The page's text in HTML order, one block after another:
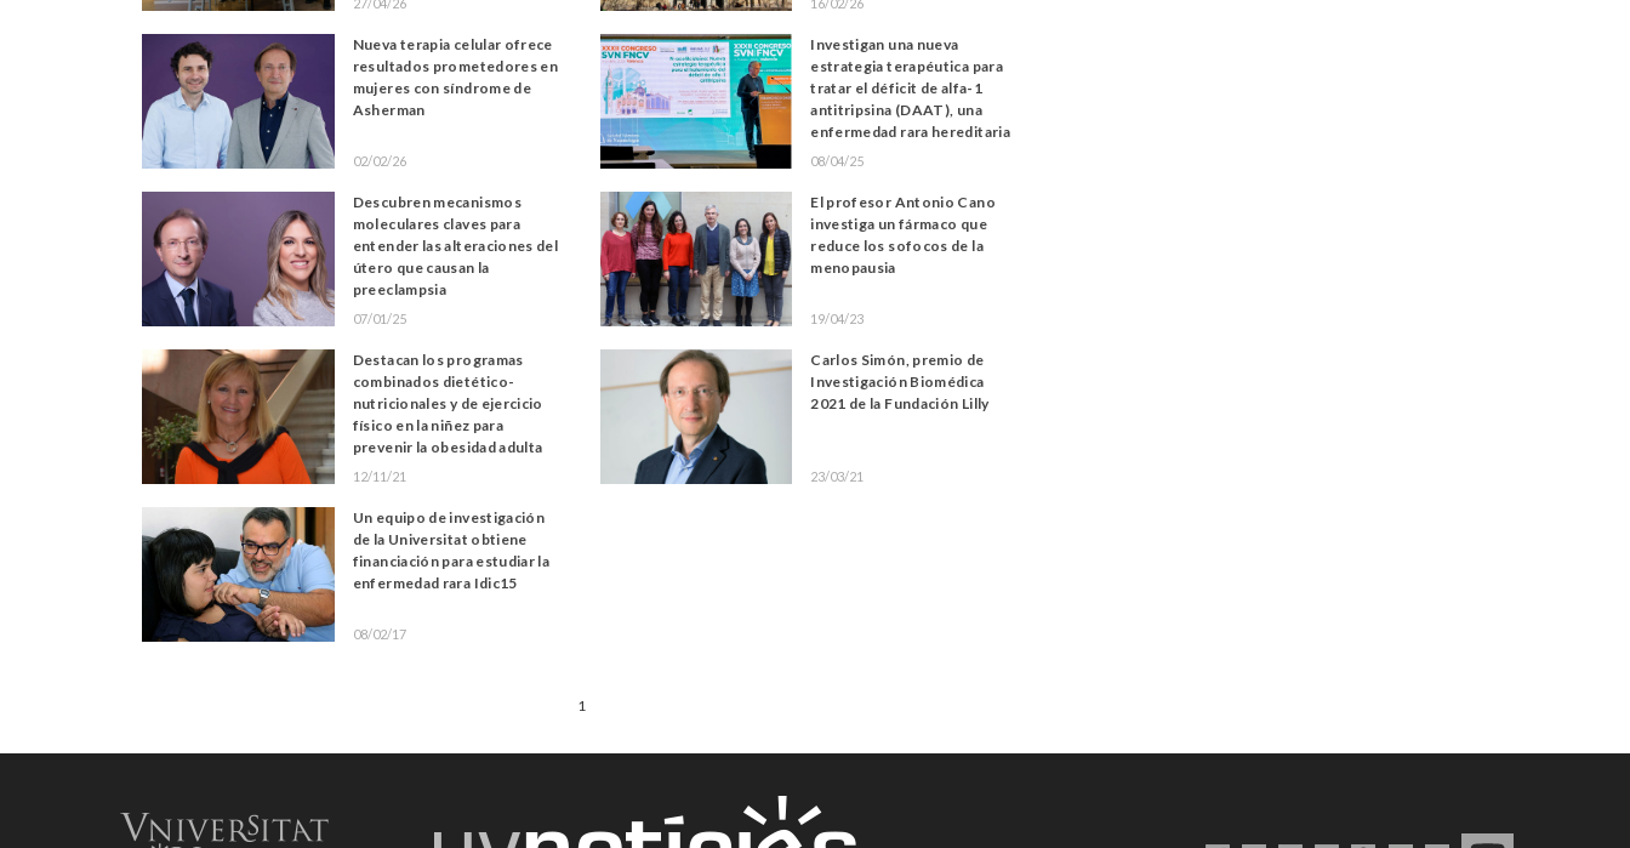
Nueva terapia celular ofrece
resultados prometedores en
mujeres con síndrome de
Asherman
02/02/26
Investigan una nueva
estrategia terapéutica para
tratar el déficit de alfa-1
antitripsina (DAAT), una
enfermedad rara hereditaria
08/04/25
Descubren mecanismos
moleculares claves para
entender las alteraciones del
útero que causan la
preeclampsia
07/01/25
El profesor Antonio Cano
investiga un fármaco que
reduce los sofocos de la
menopausia
19/04/23
Destacan los programas
combinados dietético-
nutricionales y de ejercicio
físico en la niñez para
prevenir la obesidad adulta
12/11/21
Carlos Simón, premio de
Investigación Biomédica
2021 de la Fundación Lilly
23/03/21
Un equipo de investigación
de la Universitat obtiene
financiación para estudiar la
enfermedad rara Idic15
08/02/17
1